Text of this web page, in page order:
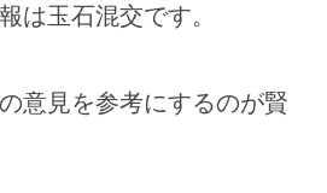
は玉石混交です。
意見を参考にするのが賢